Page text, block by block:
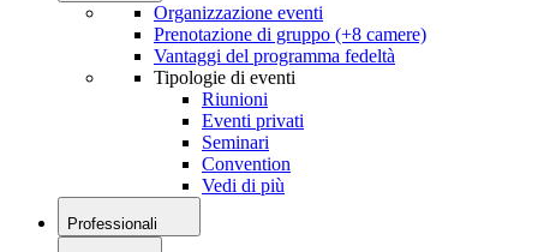
Organizzazione eventi
Prenotazione di gruppo (+8 camere)
Vantaggi del programma fedeltà
Tipologie di eventi
Riunioni
Eventi privati
Seminari
Convention
Vedi di più
Professionali